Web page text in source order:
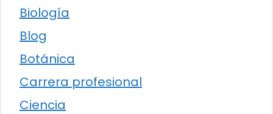
Biología
Blog
Botánica
Carrera profesional
Ciencia